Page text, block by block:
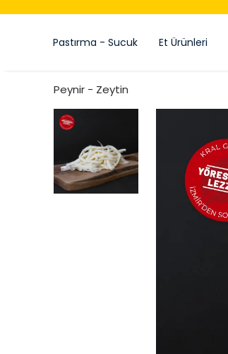
Pastırma - Sucuk Et Ürünleri
Peynir - Zeytin